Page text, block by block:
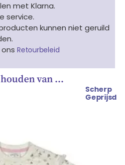
met Klarna.
service.
kunnen niet geruild
Retourbeleid
van …
Scherp
Geprijsd